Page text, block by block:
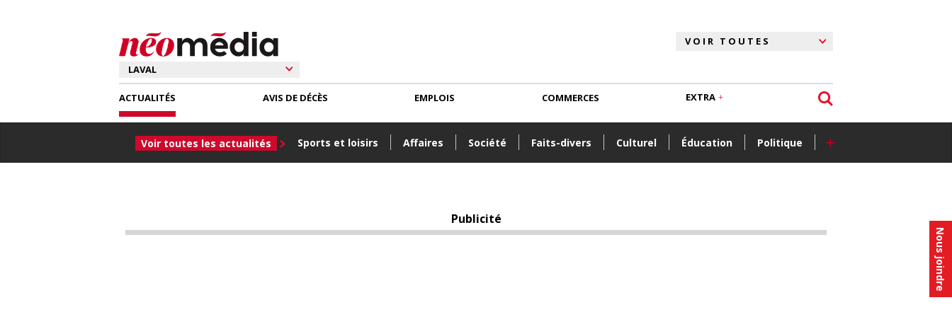
Nous joindre
ACTUALITÉS
Voir toutes les actualités Sports et loisirs Affaires Société Faits-divers Culturel Éducation Politique +
AVIS DE DÉCÈS EMPLOIS COMMERCES EXTRA
Publicité